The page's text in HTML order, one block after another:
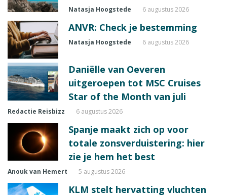
Natasja Hoogstede 6 augustus 2026
ANVR: Check je bestemming
Natasja Hoogstede 6 augustus 2026
Daniëlle van Oeveren
uitgeroepen tot MSC Cruises
Star of the Month van juli
Redactie Reisbizz 6 augustus 2026
Spanje maakt zich op voor
totale zonsverduistering: hier
zie je hem het best
Anouk van Hemert 5 augustus 2026
KLM stelt hervatting vluchten